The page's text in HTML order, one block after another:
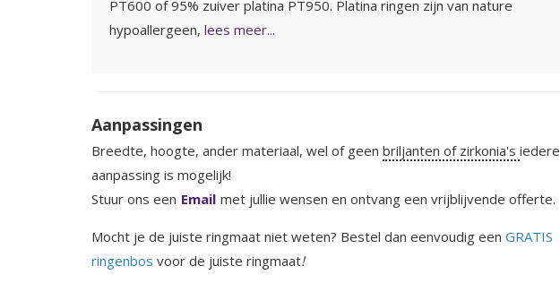
PT600 of 95% zuiver platina PT950. Platina ringen zijn van nature
hypoallergeen, lees meer...
Aanpassingen
Breedte, hoogte, ander materiaal, wel of geen briljanten of zirkonia's iedere
aanpassing is mogelijk!
Stuur ons een Email met jullie wensen en ontvang een vrijblijvende offerte.
Mocht je de juiste ringmaat niet weten? Bestel dan eenvoudig een GRATIS
ringenbos voor de juiste ringmaat!